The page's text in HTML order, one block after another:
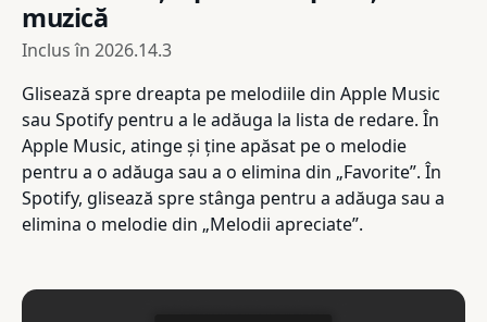
muzică
Inclus în 2026.14.3
Glisează spre dreapta pe melodiile din Apple Music
sau Spotify pentru a le adăuga la lista de redare. În
Apple Music, atinge și ține apăsat pe o melodie
pentru a o adăuga sau a o elimina din „Favorite”. În
Spotify, glisează spre stânga pentru a adăuga sau a
elimina o melodie din „Melodii apreciate”.